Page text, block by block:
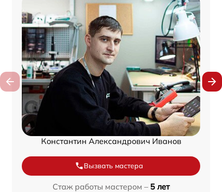
Константин Александрович Иванов
Вызвать мастера
Стаж работы мастером – 5 лет